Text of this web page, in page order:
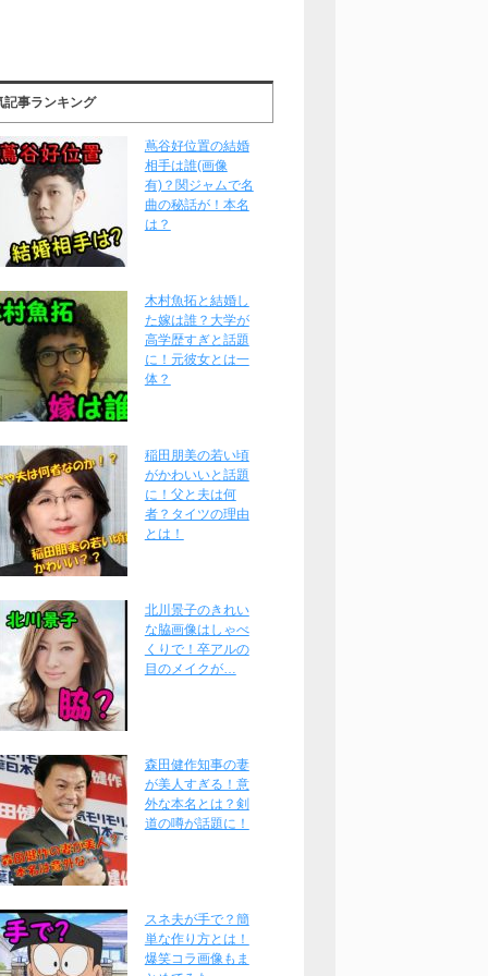
記事ランキング
蔦谷好位置の結婚
相手は誰(画像
有)？関ジャムで名
曲の秘話が！本名
は？
木村魚拓と結婚し
た嫁は誰？大学が
高学歴すぎと話題
に！元彼女とは一
体？
稲田朋美の若い頃
がかわいいと話題
に！父と夫は何
者？タイツの理由
とは！
北川景子のきれい
な脇画像はしゃべ
くりで！卒アルの
目のメイクが…
森田健作知事の妻
が美人すぎる！意
外な本名とは？剣
道の噂が話題に！
スネ夫が手で？簡
単な作り方とは！
爆笑コラ画像もま